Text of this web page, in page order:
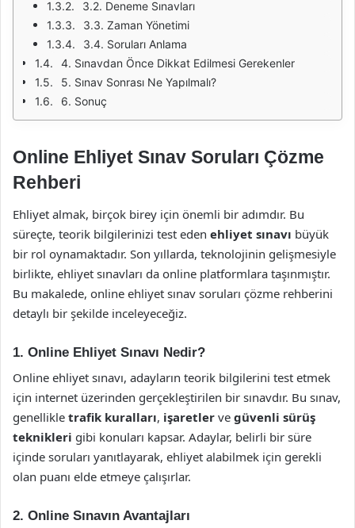
3.2. Deneme Sınavları
3.3. Zaman Yönetimi
3.4. Soruları Anlama
4. Sınavdan Önce Dikkat Edilmesi Gerekenler
5. Sınav Sonrası Ne Yapılmalı?
6. Sonuç
Online Ehliyet Sınav Soruları Çözme
Rehberi
Ehliyet almak, birçok birey için önemli bir adımdır. Bu
süreçte, teorik bilgilerinizi test eden ehliyet sınavı büyük
bir rol oynamaktadır. Son yıllarda, teknolojinin gelişmesiyle
birlikte, ehliyet sınavları da online platformlara taşınmıştır.
Bu makalede, online ehliyet sınav soruları çözme rehberini
detaylı bir şekilde inceleyeceğiz.
1. Online Ehliyet Sınavı Nedir?
Online ehliyet sınavı, adayların teorik bilgilerini test etmek
için internet üzerinden gerçekleştirilen bir sınavdır. Bu sınav,
genellikle trafik kuralları, işaretler ve güvenli sürüş
teknikleri gibi konuları kapsar. Adaylar, belirli bir süre
içinde soruları yanıtlayarak, ehliyet alabilmek için gerekli
olan puanı elde etmeye çalışırlar.
2. Online Sınavın Avantajları